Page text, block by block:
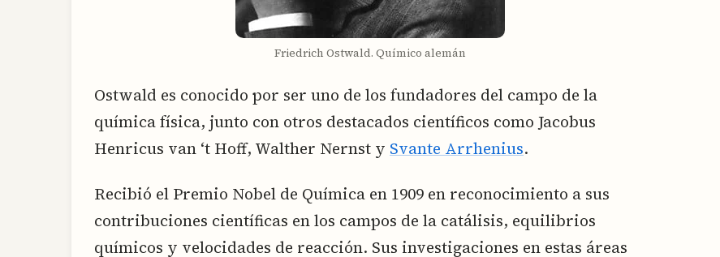
Friedrich Ostwald. Químico alemán
Ostwald es conocido por ser uno de los fundadores del campo de la
química física, junto con otros destacados científicos como Jacobus
Henricus van ‘t Hoff, Walther Nernst y Svante Arrhenius.
Recibió el Premio Nobel de Química en 1909 en reconocimiento a sus
contribuciones científicas en los campos de la catálisis, equilibrios
químicos y velocidades de reacción. Sus investigaciones en estas áreas